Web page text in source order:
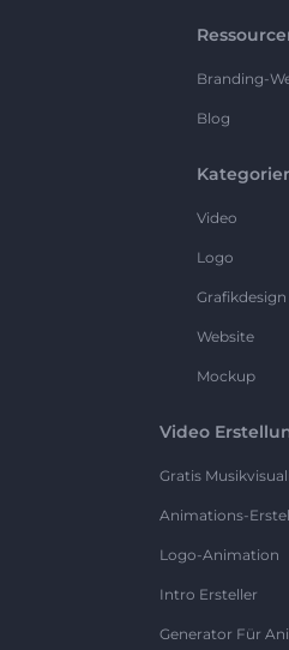
Branding-
Blog
Video
Logo
Grafikdesign
Website
Mockup
Video
Gratis
Animations-
Logo-Animation
Intro Ersteller
Generator Für